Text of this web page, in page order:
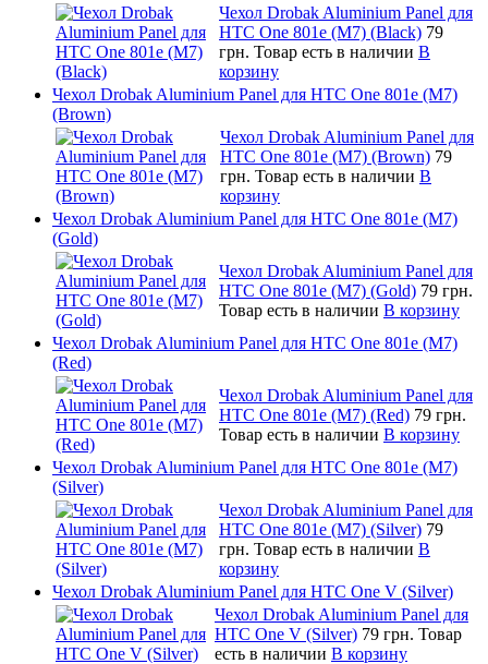
Чехол Drobak Aluminium Panel для
HTC One 801e (M7) (Black) 79
грн. Товар есть в наличии В
корзину
Чехол Drobak Aluminium Panel для HTC One 801e (M7)
(Brown)
Чехол Drobak Aluminium Panel для
HTC One 801e (M7) (Brown) 79
грн. Товар есть в наличии В
корзину
Чехол Drobak Aluminium Panel для HTC One 801e (M7)
(Gold)
Чехол Drobak Aluminium Panel для
HTC One 801e (M7) (Gold) 79 грн.
Товар есть в наличии В корзину
Чехол Drobak Aluminium Panel для HTC One 801e (M7)
(Red)
Чехол Drobak Aluminium Panel для
HTC One 801e (M7) (Red) 79 грн.
Товар есть в наличии В корзину
Чехол Drobak Aluminium Panel для HTC One 801e (M7)
(Silver)
Чехол Drobak Aluminium Panel для
HTC One 801e (M7) (Silver) 79
грн. Товар есть в наличии В
корзину
Чехол Drobak Aluminium Panel для HTC One V (Silver)
Чехол Drobak Aluminium Panel для
HTC One V (Silver) 79 грн. Товар
есть в наличии В корзину